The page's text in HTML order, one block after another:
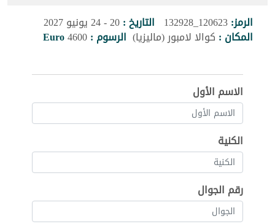
الرمز:120623_132928 التاريخ :20 - 24 يونيو 2027
المكان : كوالا لامبور (ماليزيا) الرسوم :4600
Euro
الاسم الأول
الكنية
رقم الجوال